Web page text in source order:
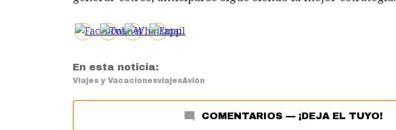
En esta noticia:
Viajes y VacacionesviajesAvión
COMENTARIOS — ¡DEJA EL TUYO!